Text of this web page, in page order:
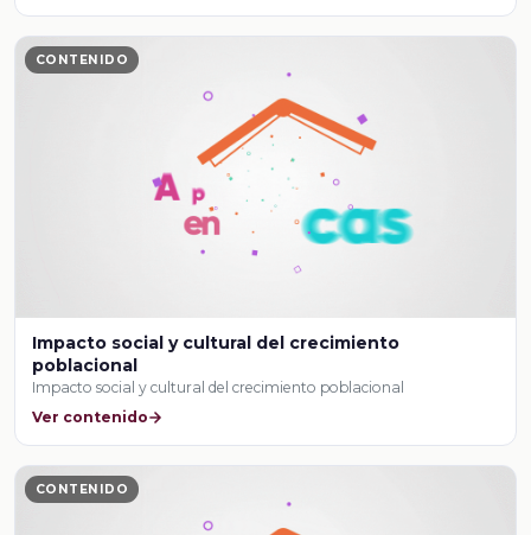
CONTENIDO
Impacto social y cultural del crecimiento
poblacional
Impacto social y cultural del crecimiento poblacional
Ver contenido
CONTENIDO